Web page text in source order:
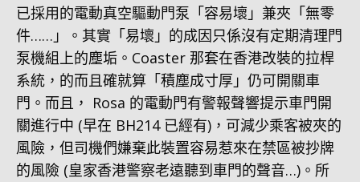
已採用的電動真空驅動門泵「容易壞」兼夾「無零
件……」。其實「易壞」的成因只係沒有定期清理門
泵機組上的塵垢。Coaster 那套在香港改裝的拉桿
系統，的而且確就算「積塵成寸厚」仍可開關車
門。而且， Rosa 的電動門有警報聲響提示車門開
關進行中 (早在 BH214 已經有)，可減少乘客被夾的
風險，但司機們嫌棄此裝置容易惹來在禁區被抄牌
的風險 (皇家香港警察老遠聽到車門的聲音…)。所